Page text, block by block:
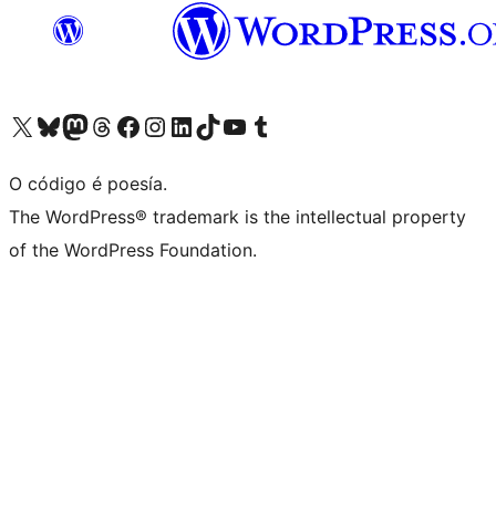
Visita la cuenta de X (anteriormente Twitter)
Visita a nosa conta de Bluesky
Visita a nosa conta de Mastodon
Visita a nosa conta de Threads
Visita a nosa páxina de Facebook
Visita a nosa conta de Instagram
Visita a nosa conta de LinkedIn
Visita a nosa conta de TikTok
Visita a nosa canle de YouTube
Visita a nosa conta de Tumblr
O código é poesía.
The WordPress® trademark is the intellectual property
of the WordPress Foundation.